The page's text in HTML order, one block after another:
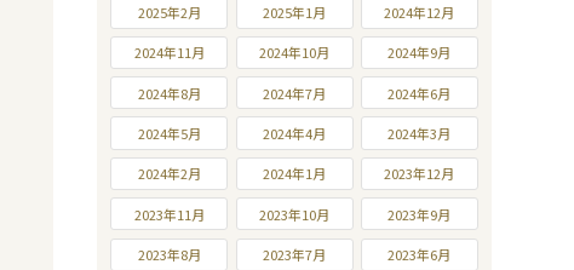
2025年2月 2025年1月 2024年12月
2024年11月 2024年10月 2024年9月
2024年8月 2024年7月 2024年6月
2024年5月 2024年4月 2024年3月
2024年2月 2024年1月 2023年12月
2023年11月 2023年10月 2023年9月
2023年8月 2023年7月 2023年6月